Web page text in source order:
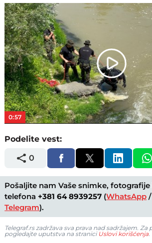
Play
Video
0:57
Podelite vest:
0
Pošaljite nam Vaše snimke,
telefona +381 64 8939257 (WhatsApp
Telegram).
Telegraf.rs zadržava sva prava nad sadržajem. Za
pogledajte uputstva na stranici Uslovi korišćenja.